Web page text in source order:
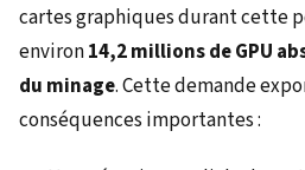
cartes graphiques durant cette
environ14,2 millions de GPU
du minage. Cette demande
conséquences importantes :